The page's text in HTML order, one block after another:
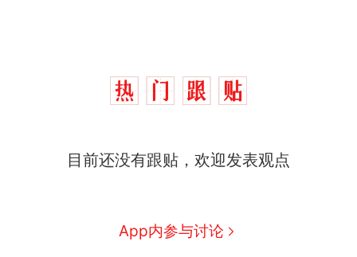
目前还没有跟贴，欢迎发表观点
App内参与讨论
热
十多万人报名的考试，成绩
家，刚改国名，总统就邀请中
浙江人戒备 "白海豚"已创我国
纪录 带来严重影响